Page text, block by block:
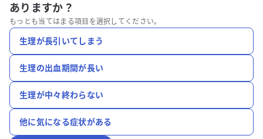
ありますか？
もっとも当てはまる項目を選択してください。
生理が長引いてしまう
生理の出血期間が長い
生理が中々終わらない
他に気になる症状がある